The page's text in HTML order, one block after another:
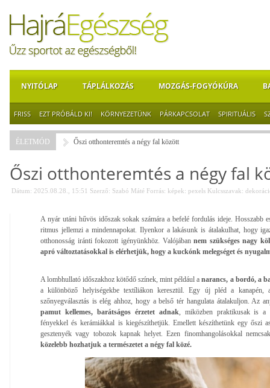
NYITÓLAP TÁPLÁLKOZÁS MOZGÁS-FOGYÓKÚRA
FRISS EZT PRÓBÁLD KI! KÖRNYEZETÜNK PÁRKAPCSOLAT SPIRITUÁLIS
ÉLETMÓD Őszi otthonteremtés a négy fal között
Őszi otthonteremtés a négy fal
Dátum: 2025.08.28., 15:51 Szerző: Szabó Máté Forrás: képek: pexels Kulcsszavak:
A nyár utáni hűvös időszak sokak számára a befelé fordulás ideje. Hosszabb
ritmus jellemzi a mindennapokat. Ilyenkor a lakásunk is átalakulhat, hogy
otthonosság iránti fokozott igényünkhöz. Valójábannem szükséges nagy
apró változtatásokkal is elérhetjük, hogy a kuckónk melegséget és
A lombhullató időszakhoz kötődő színek, mint például anarancs, a bordó, a
a különböző helyiségekbe textíliákon keresztül. Egy új pléd a kanapén,
szőnyegválasztás is elég ahhoz, hogy a belső tér hangulata átalakuljon. Az
pamut kellemes, barátságos érzetet adnak , miközben praktikusak is
fényekkel és kerámiákkal is kiegészíthetjük. Emellett készíthetünk egy őszi
gesztenyék vagy tobozok kapnak helyet. Ezen finomhangolásokkal
közelebb hozhatjuk a természetet a négy fal közé.